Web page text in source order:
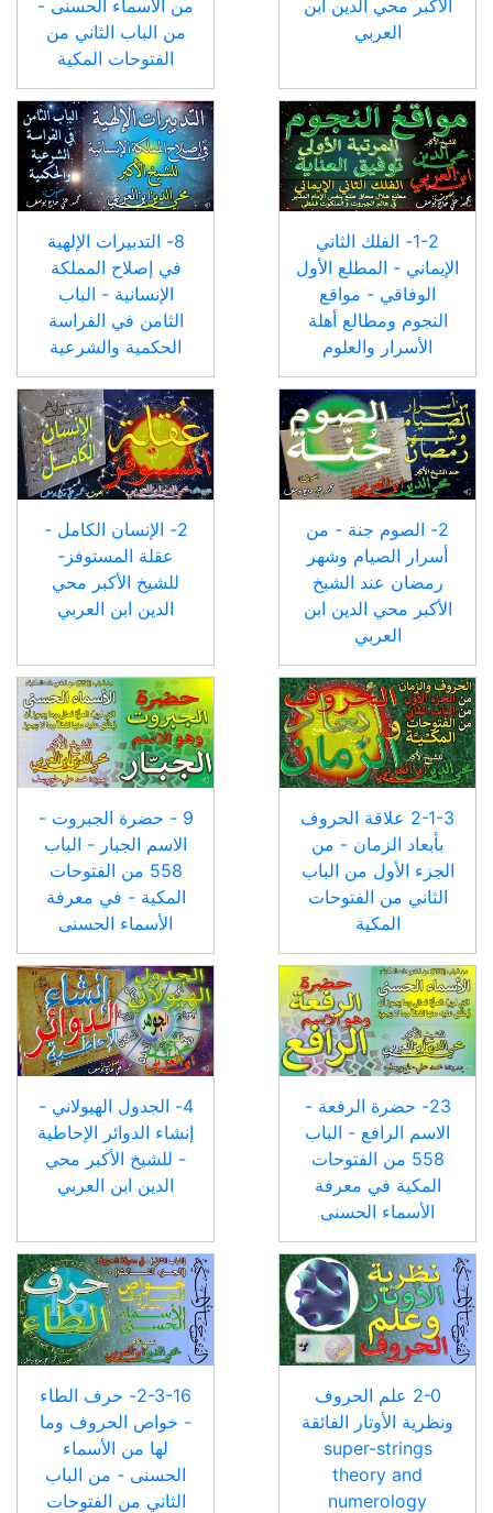
الأكبر محي الدين ابن
العربي
من الأسماء الحسنى -
من الباب الثاني من
الفتوحات المكية
1-2- الفلك الثاني
الإيماني - المطلع الأول
الوفاقي - مواقع
النجوم ومطالع أهلة
الأسرار والعلوم
8- التدبيرات الإلهية
في إصلاح المملكة
الإنسانية - الباب
الثامن في الفراسة
الحكمية والشرعية
2- الصوم جنة - من
أسرار الصيام وشهر
رمضان عند الشبخ
الأكبر محي الدين ابن
العربي
2- الإنسان الكامل -
عقلة المستوفز-
للشيخ الأكبر محي
الدين ابن العربي
2-1-3 علاقة الحروف
بأبعاد الزمان - من
الجزء الأول من الباب
الثاني من الفتوحات
المكية
9 - حضرة الجبروت -
الاسم الجبار - الباب
558 من الفتوحات
المكية - في معرفة
الأسماء الحسنى
23- حضرة الرفعة -
الاسم الرافع - الباب
558 من الفتوحات
المكية في معرفة
الأسماء الحسنى
4- الجدول الهيولاني -
إنشاء الدوائر الإحاطية
- للشيخ الأكبر محي
الدين ابن العربي
2-0 علم الحروف
ونظرية الأوتار الفائقة
super-strings
theory and
numerology
2-3-16- حرف الطاء
- خواص الحروف وما
لها من الأسماء
الحسنى - من الباب
الثاني من الفتوحات